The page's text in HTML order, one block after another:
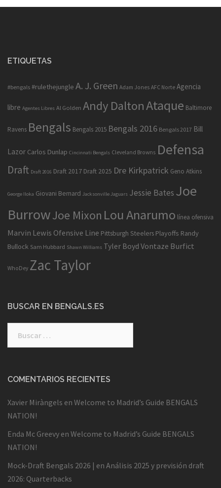
ETIQUETAS
#bengals #rulethejungle A. J. Green Adam Jones AFC Norte Agencia
libre Agentes Libres Al Golden Andy DaltonAtaque Baltimore
Ravens Bengals Bengals 2015 Bengals 2016 Bengals 2017 Bill
Lazor Carlos Dunlap Cincinnati Bengals Cleveland Browns Defensa
Draft Draft 2016 Draft 2017 Draft 2025 Dre Kirkpatrick Geno Atkins
George Iloka Giovani Bernard Jacksonville Jaguars Jessie Bates Joe
BurrowJoe Mixon Lou Anarumo línea ofensiva
Marvin Lewis Ofensive Line Pittsburgh Steelers Playoffs Randy
Bullock Sam Hubbard Shawn Williams Tyler Boyd Vontaze Burfict
WhoDey Zac Taylor
BUSCAR EN BENGALS.ES
COMENTARIOS RECIENTES
Xavier Miràngels en Welcome to Madrid’s Guide BENGALS
NATION!
Enda Mc Greevy en Welcome to Madrid’s Guide BENGALS
NATION!
Mock-Draft Bengals 2026 | en Análisis 2025 y previsión draft
2026: Quarterbacks